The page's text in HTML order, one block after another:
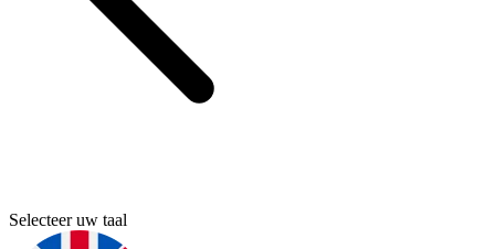
Selecteer uw taal